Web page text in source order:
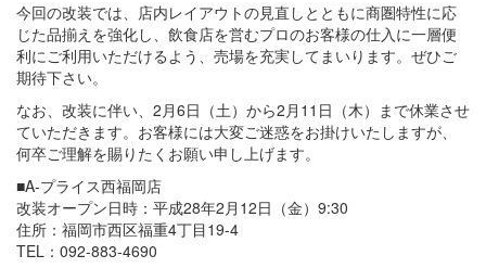
お問い合わせ
電子公告
新規出店用地の募集
プライバシーポリシー
サイトご利用について
ソーシャルメディアポリシー
今回の改装では、店内レイアウトの見直しとともに商圏特性に応
じた品揃えを強化し、飲食店を営むプロのお客様の仕入に一層便
利にご利用いただけるよう、売場を充実してまいります。ぜひご
期待下さい。
なお、改装に伴い、2月6日（土）から2月11日（木）まで休業させ
ていただきます。お客様には大変ご迷惑をお掛けいたしますが、
何卒ご理解を賜りたくお願い申し上げます。
■A-プライス西福岡店
改装オープン日時：平成28年2月12日（金）9:30
住所：福岡市西区福重4丁目19-4
TEL：092-883-4690